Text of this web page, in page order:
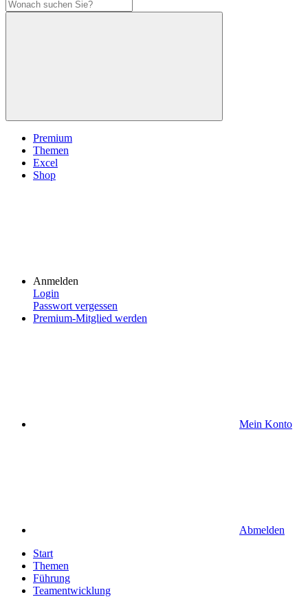
Premium
Themen
Excel
Shop
Anmelden
Login
Passwort vergessen
Premium-Mitglied werden
Mein Konto
Abmelden
Start
Themen
Führung
Teamentwicklung